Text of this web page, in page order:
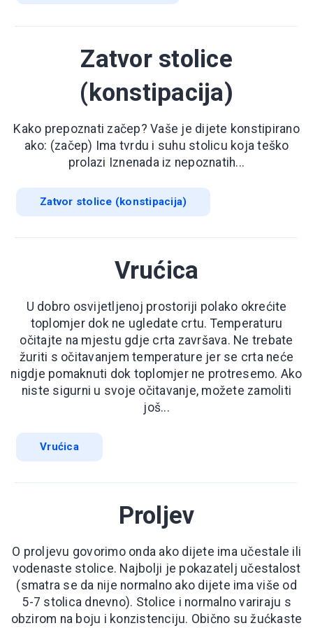
Zatvor stolice
(konstipacija)
Kako prepoznati začep? Vaše je dijete konstipirano
ako: (začep) Ima tvrdu i suhu stolicu koja teško
prolazi Iznenada iz nepoznatih...
Zatvor stolice (konstipacija)
Vrućica
U dobro osvijetljenoj prostoriji polako okrećite
toplomjer dok ne ugledate crtu. Temperaturu
očitajte na mjestu gdje crta završava. Ne trebate
žuriti s očitavanjem temperature jer se crta neće
nigdje pomaknuti dok toplomjer ne protresemo. Ako
niste sigurni u svoje očitavanje, možete zamoliti
još...
Vrućica
Proljev
O proljevu govorimo onda ako dijete ima učestale ili
vodenaste stolice. Najbolji je pokazatelj učestalost
(smatra se da nije normalno ako dijete ima više od
5-7 stolica dnevno). Stolice i normalno variraju s
obzirom na boju i konzistenciju. Obično su žućkaste